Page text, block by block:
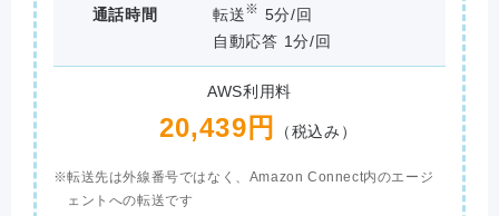
通話時間 転送※ 5分/回
自動応答 1分/回
AWS利用料
20,439円 （税込み）
転送先は外線番号ではなく、Amazon Connect内のエージ
ェントへの転送です